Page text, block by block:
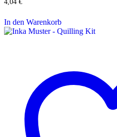
4,04 €
In den Warenkorb